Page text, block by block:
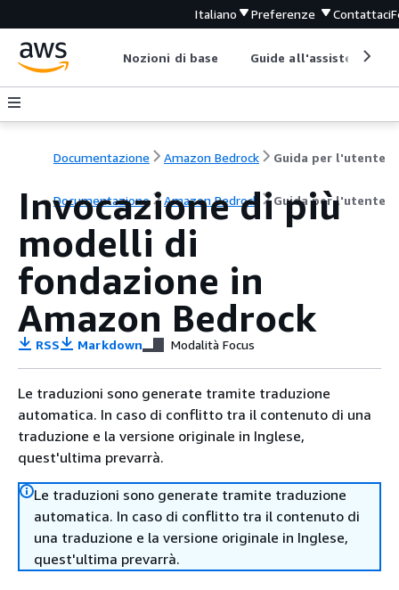
Italiano Preferenze Contattaci
Nozioni di base Guide all'assistenza
Documentazione Amazon Bedrock Guida per l'utente
Documentazione Amazon Bedrock Guida per l'utente
Invocazione di più
modelli di
fondazione in
Amazon Bedrock
RSS Markdown Modalità Focus
Le traduzioni sono generate tramite traduzione
automatica. In caso di conflitto tra il contenuto di una
traduzione e la versione originale in Inglese,
quest'ultima prevarrà.
Le traduzioni sono generate tramite traduzione
automatica. In caso di conflitto tra il contenuto di
una traduzione e la versione originale in Inglese,
quest'ultima prevarrà.